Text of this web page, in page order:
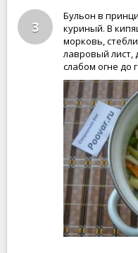
3
Бульон в
куриный. В
морковь,
лавровый лист,
слабом огне до